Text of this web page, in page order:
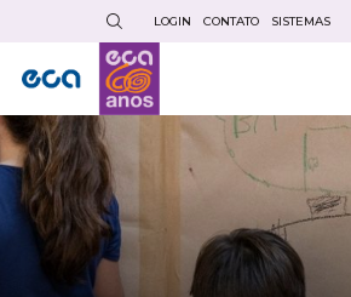
conteúdo
principal
LOGIN CONTATO SISTEMAS